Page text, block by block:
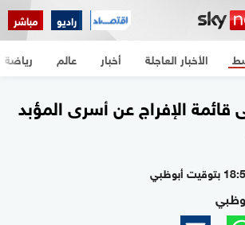
راديو مباشر
الأخبار العاجلة أخبار عالم رياضة
قائمة الإفراج عن أسرى المؤبد